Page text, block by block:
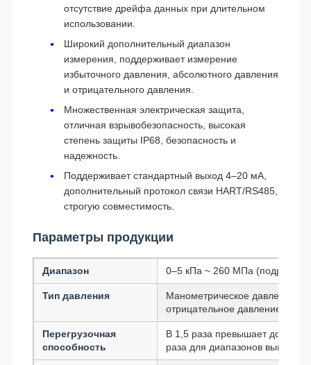
отсутствие дрейфа данных при длительном
использовании.
Широкий дополнительный диапазон
измерения, поддерживает измерение
избыточного давления, абсолютного давления
и отрицательного давления.
Множественная электрическая защита,
отличная взрывобезопасность, высокая
степень защиты IP68, безопасность и
надежность.
Поддерживает стандартный выход 4–20 мА,
дополнительный протокол связи HART/RS485,
строгую совместимость.
Параметры продукции
Диапазон 0–5 кПа ~ 260 МПа
Тип давления
Манометрическое давление,
отрицательное давление
Перегрузочная
способность
В 1,5 раза превышает
раза для диапазонов выше 60